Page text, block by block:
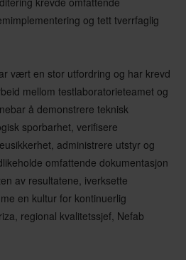
og tett tverrfaglig
vært en stor utfordring og har krevd
mellom testlaboratorieteamet og
å demonstrere teknisk
sporbarhet, verifisere
administrere utstyr og
omfattende dokumentasjon
av resultatene, iverksette
en kultur for kontinuerlig
regional kvalitetssjef, Nefab